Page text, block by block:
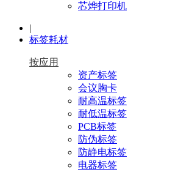
芯烨打印机
|
标签耗材
按应用
资产标签
会议胸卡
耐高温标签
耐低温标签
PCB标签
防伪标签
防静电标签
电器标签